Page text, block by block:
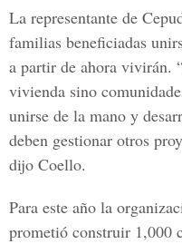
La representante de
familias beneficiadas
a partir de ahora vivirán.
vivienda sino
unirse de la mano y
deben gestionar otros
dijo Coello.
Para este año la
prometió construir 1,000